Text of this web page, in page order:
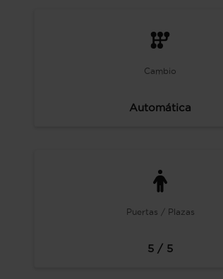
Cambio
Automática
Puertas / Plazas
5 / 5